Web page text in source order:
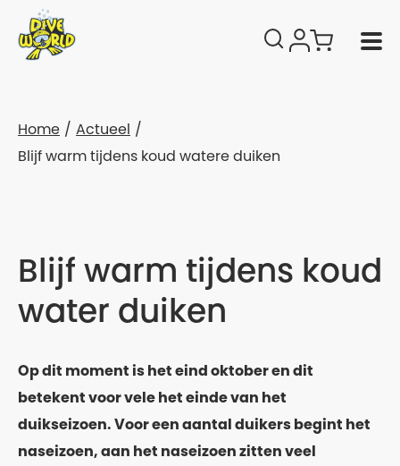
Home
Actueel
Blijf warm tijdens koud watere duiken
Blijf warm tijdens koud
water duiken
Op dit moment is het eind oktober en dit
betekent voor vele het einde van het
duikseizoen. Voor een aantal duikers begint het
naseizoen, aan het naseizoen zitten veel